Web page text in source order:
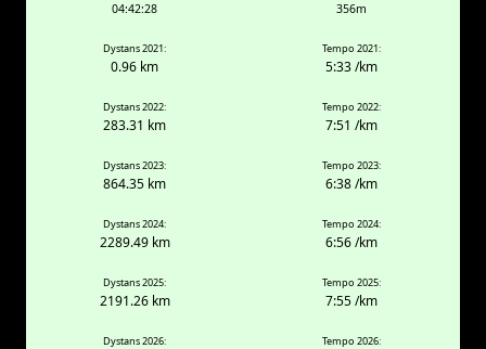
04:42:28
356m
Dystans 2021:
0.96 km
Tempo 2021:
5:33 /km
Dystans 2022:
283.31 km
Tempo 2022:
7:51 /km
Dystans 2023:
864.35 km
Tempo 2023:
6:38 /km
Dystans 2024:
2289.49 km
Tempo 2024:
6:56 /km
Dystans 2025:
2191.26 km
Tempo 2025:
7:55 /km
Dystans 2026: Tempo 2026: